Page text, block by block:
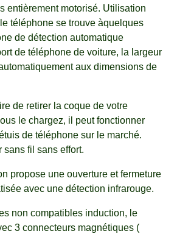
entièrement motorisé. Utilisation
téléphone se trouve àquelques
de détection automatique
de téléphone de voiture, la largeur
aux dimensions de
de retirer la coque de votre
le chargez, il peut fonctionner
de téléphone sur le marché.
sans fil sans effort.
propose une ouverture et fermeture
avec une détection infrarouge.
non compatibles induction, le
3 connecteurs magnétiques (